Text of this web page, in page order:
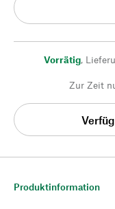
Vorrätig,
Zur Zeit
Produktinformation